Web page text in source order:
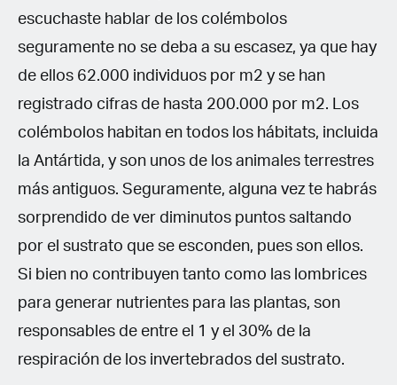
escuchaste hablar de los colémbolos
seguramente no se deba a su escasez, ya que hay
de ellos 62.000 individuos por m2 y se han
registrado cifras de hasta 200.000 por m2. Los
colémbolos habitan en todos los hábitats, incluida
la Antártida, y son unos de los animales terrestres
más antiguos. Seguramente, alguna vez te habrás
sorprendido de ver diminutos puntos saltando
por el sustrato que se esconden, pues son ellos.
Si bien no contribuyen tanto como las lombrices
para generar nutrientes para las plantas, son
responsables de entre el 1 y el 30% de la
respiración de los invertebrados del sustrato.